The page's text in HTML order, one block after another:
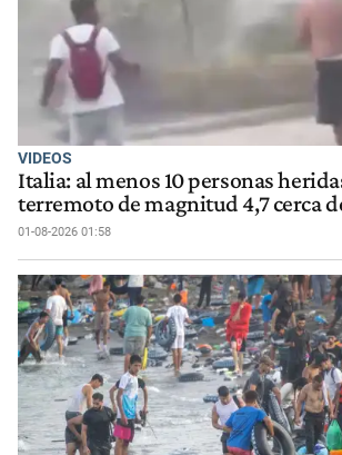
VIDEOS
Italia: al menos 10 personas
terremoto de magnitud 4,7 cerca
01-08-2026 01:58